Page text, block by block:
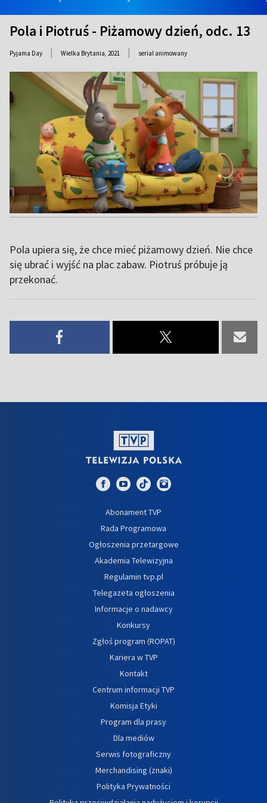
Pola i Piotruś - Piżamowy dzień, odc. 13
Pyjama Day | Wielka Brytania, 2021 | serial animowany
Pola upiera się, że chce mieć piżamowy dzień. Nie chce
się ubrać i wyjść na plac zabaw. Piotruś próbuje ją
przekonać.
Abonament TVP
Rada Programowa
Ogłoszenia przetargowe
Akademia Telewizyjna
Regulamin tvp.pl
Telegazeta ogłoszenia
Informacje o nadawcy
Konkursy
Zgłoś program (ROPAT)
Kariera w TVP
Kontakt
Centrum informacji TVP
Komisja Etyki
Program dla prasy
Dla mediów
Serwis fotograficzny
Merchandising (znaki)
Polityka Prywatności